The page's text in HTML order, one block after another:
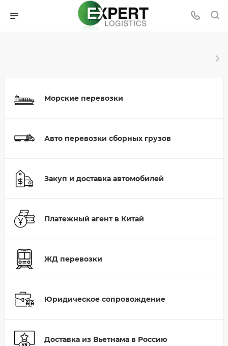
Морские перевозки
Авто перевозки сборных грузов
Закуп и доставка автомобилей
Платежный агент в Китай
ЖД перевозки
Юридическое сопровождение
Доставка из Вьетнама в Россию